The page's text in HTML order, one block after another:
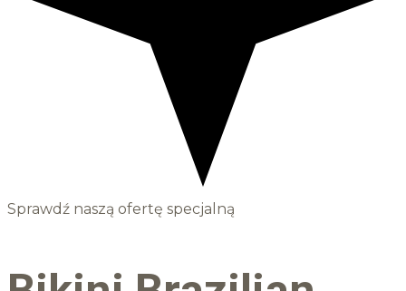
Sprawdź naszą ofertę specjalną